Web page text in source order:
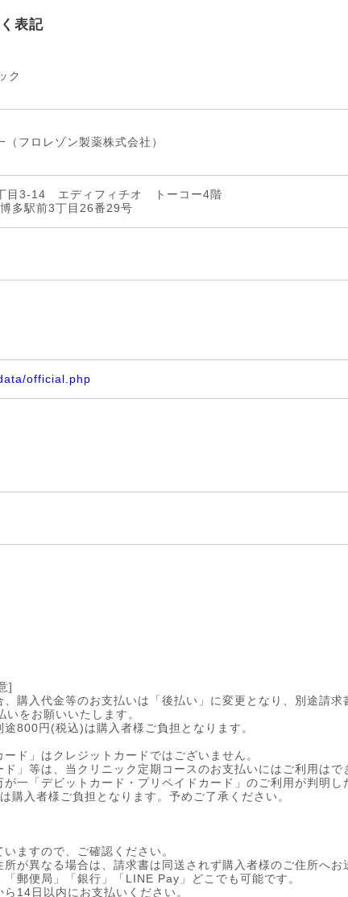
表記
ク
フロレゾン製薬株式会社）
目3-14 エディフィチオ トーコー4階
多駅前3丁目26番29号
official.php
]
購入代金等のお支払いは「後払い」に変更となり、別途請求
をお願いいたします。
800円(税込)は購入者様ご負担となります。
ド」はクレジットカードではございません。
ド」等は、当クリニック定期コースのお支払いにはご利用はで
一「デビットカード・プリペイドカード」のご利用が判明
購入者様ご負担となります。予めご了承ください。
ますので、ご確認ください。
が異なる場合は、請求書は同送されず購入者様のご住所へお
郵便局」「銀行」「LINE Pay」どこでも可能です。
14日以内にお支払いください。